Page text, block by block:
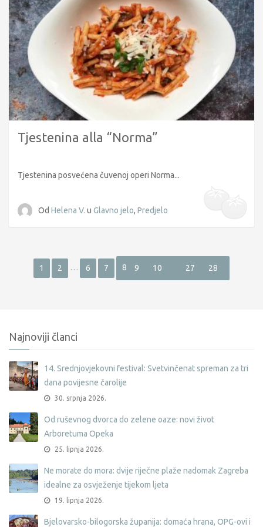
Tjestenina alla “Norma”
Tjestenina posvećena čuvenoj operi Norma...
Od Helena V. u Glavno jelo, Predjelo
1 2 … 6 7 8 9 10 27 28
Najnoviji članci
14. Srednjovjekovni festival: Svetvinčenat spreman za tri
dana povijesne čarolije
30. srpnja 2026.
Od ruševnog dvorca do zelene oaze: novi život
Arboretuma Opeka
25. lipnja 2026.
Ne morate do mora: dvije riječne plaže nadomak Zagreba
idealne za osvježenje tijekom ljeta
19. lipnja 2026.
Bjelovarsko-bilogorska županija: domaća hrana, OPG-ovi i